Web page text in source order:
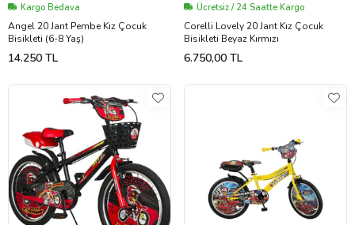
Kargo Bedava
Angel 20 Jant Pembe Kız Çocuk
Bisikleti (6-8 Yaş)
14.250 TL
Ücretsiz / 24 Saatte Kargo
Corelli Lovely 20 Jant Kız Çocuk
Bisikleti Beyaz Kırmızı
6.750,00 TL